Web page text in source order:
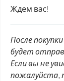
Ждем вас!
После
будет
Если вы не
пожалуйста,